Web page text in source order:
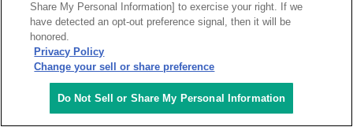
Share My Personal Information] to exercise your right. If we
have detected an opt-out preference signal, then it will be
honored.
Privacy Policy
Change your sell or share preference
Do Not Sell or Share My Personal Information